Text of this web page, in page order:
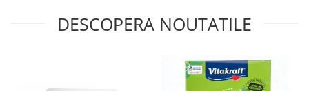
DESCOPERA NOUTATILE